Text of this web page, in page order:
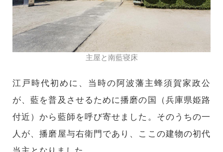
主屋と南藍寝床
江戸時代初めに、当時の阿波藩主蜂須賀家政公
が、藍を普及させるために播磨の国（兵庫県姫路
付近）から藍師を呼び寄せました。そのうちの一
人が、播磨屋与右衛門であり、ここの建物の初代